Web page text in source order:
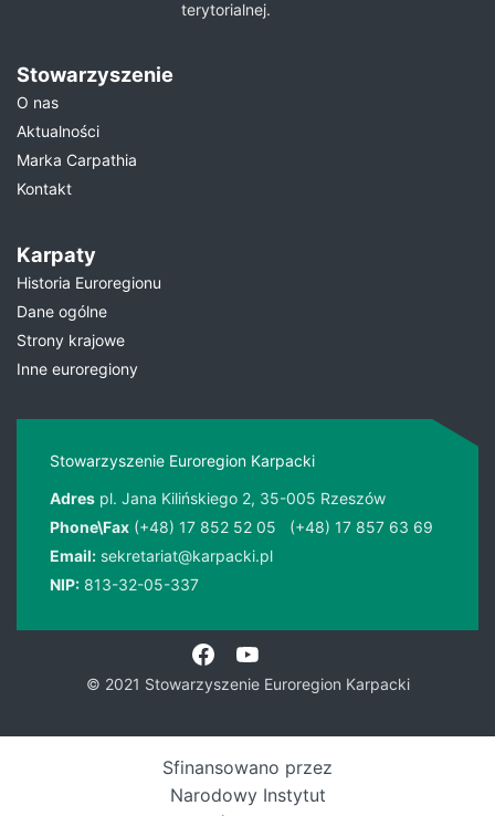
terytorialnej.
Stowarzyszenie
O nas
Aktualności
Marka Carpathia
Kontakt
Karpaty
Historia Euroregionu
Dane ogólne
Strony krajowe
Inne euroregiony
Stowarzyszenie Euroregion Karpacki
Adres pl. Jana Kilińskiego 2, 35-005 Rzeszów
Phone\Fax (+48) 17 852 52 05
(+48) 17 857 63 69
Email: sekretariat@karpacki.pl
NIP: 813-32-05-337
© 2021 Stowarzyszenie Euroregion Karpacki
Sfinansowano przez
Narodowy Instytut